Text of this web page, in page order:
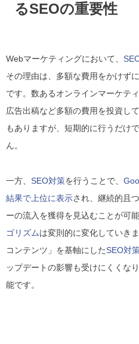
るSEOの重要性
Webマーケティングにおいて、
その理由は、多額な費用をかけず
です。数あるオンラインマーケテ
広告出稿など多額の費用を投資し
もありますが、短期的に行うだけ
ん。
一方、 SEO対策を行うことで、
結果で上位に表示され、継続的且
ーの流入を獲得を見込むことが可能
ゴリズムは変則的に変化していき
コンテンツ」を基軸にしたSEO対
ップデートの影響も受けにくくな
能です。